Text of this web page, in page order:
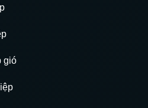
gió